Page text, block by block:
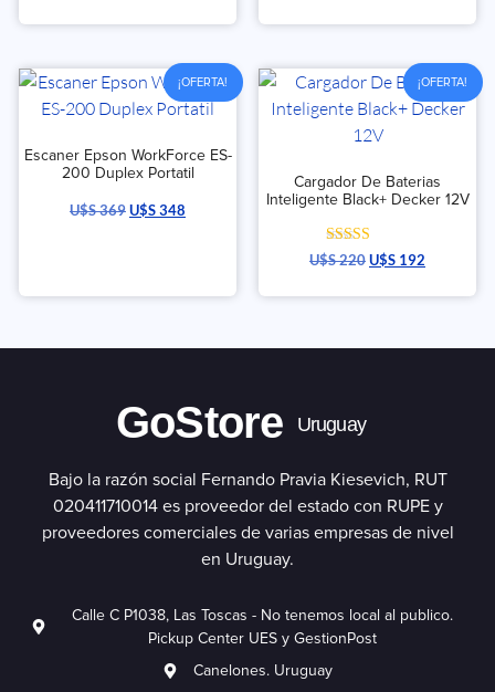
¡OFERTA!
Escaner Epson WorkForce ES-
200 Duplex Portatil
U$S369U$S348
¡OFERTA!
Cargador De Baterias
Inteligente Black+ Decker 12V
Valorado con
5.00
U$S220U$S 192
GoStore Uruguay
Bajo la razón social Fernando Pravia Kiesevich, RUT
020411710014 es proveedor del estado con RUPE y
proveedores comerciales de varias empresas de nivel
en Uruguay.
Calle C P1038, Las Toscas - No tenemos local al publico.
Pickup Center UES y GestionPost
Canelones. Uruguay